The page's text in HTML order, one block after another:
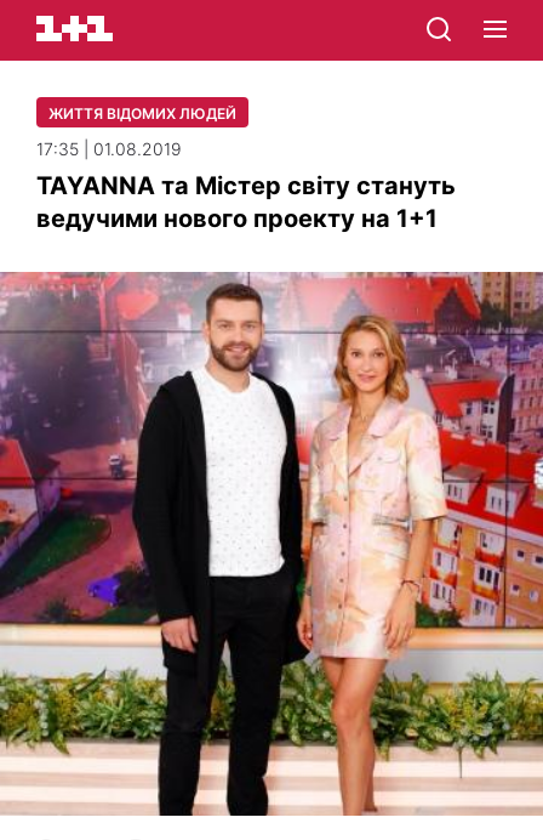
ЖИТТЯ ВІДОМИХ ЛЮДЕЙ
17:35 | 01.08.2019
TAYANNA та Містер світу стануть
ведучими нового проекту на 1+1